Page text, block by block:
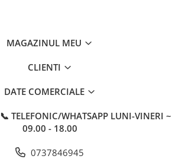
MAGAZINUL MEU
CLIENTI
DATE COMERCIALE
📞 TELEFONIC/WHATSAPP LUNI-VINERI ~
09.00 - 18.00
0737846945